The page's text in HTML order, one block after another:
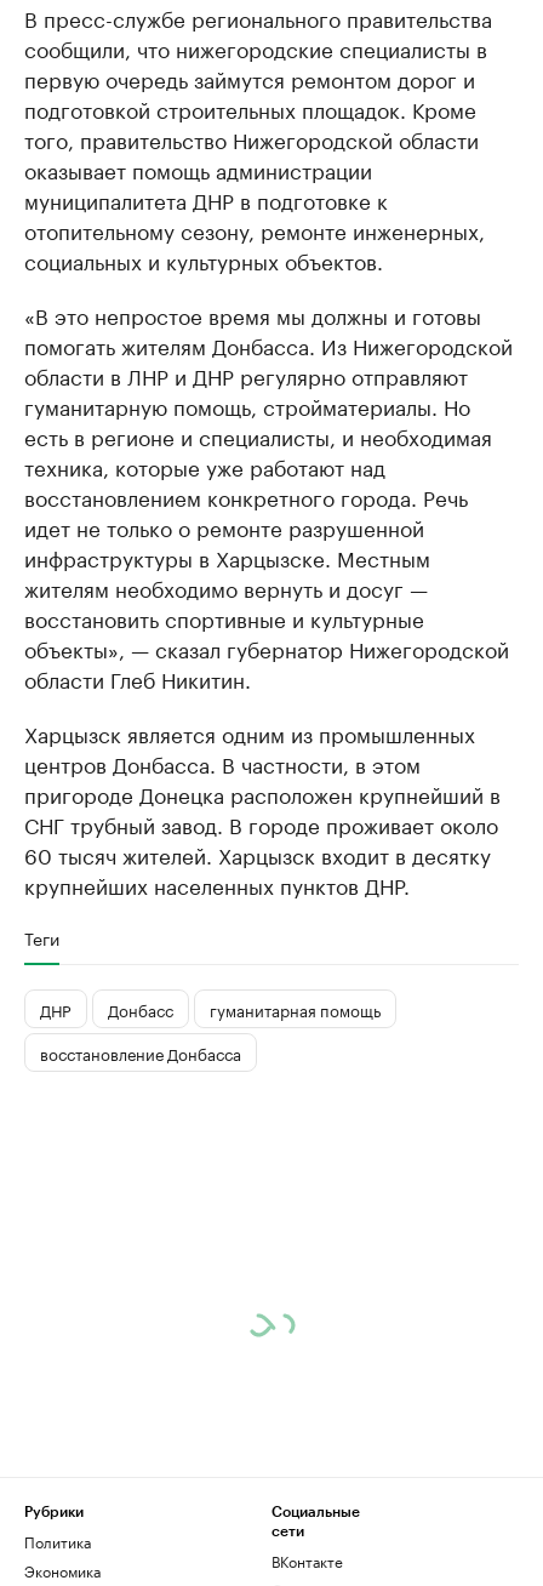
В пресс-службе регионального правительства
сообщили, что нижегородские специалисты в
первую очередь займутся ремонтом дорог и
подготовкой строительных площадок. Кроме
того, правительство Нижегородской области
оказывает помощь администрации
муниципалитета ДНР в подготовке к
отопительному сезону, ремонте инженерных,
социальных и культурных объектов.
«В это непростое время мы должны и готовы
помогать жителям Донбасса. Из Нижегородской
области в ЛНР и ДНР регулярно отправляют
гуманитарную помощь, стройматериалы. Но
есть в регионе и специалисты, и необходимая
техника, которые уже работают над
восстановлением конкретного города. Речь
идет не только о ремонте разрушенной
инфраструктуры в Харцызске. Местным
жителям необходимо вернуть и досуг —
восстановить спортивные и культурные
объекты», — сказал губернатор Нижегородской
области Глеб Никитин.
Харцызск является одним из промышленных
центров Донбасса. В частности, в этом
пригороде Донецка расположен крупнейший в
СНГ трубный завод. В городе проживает около
60 тысяч жителей. Харцызск входит в десятку
крупнейших населенных пунктов ДНР.
Теги
ДНР Донбасс
гуманитарная помощь
восстановление Донбасса
Рубрики
Политика
Экономика
Социальные
сети
ВКонтакте